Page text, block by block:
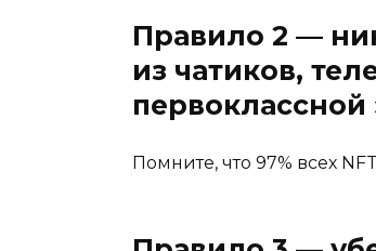
Правило 2 —
из чатиков,
первоклассной
Помните, что 97% всех